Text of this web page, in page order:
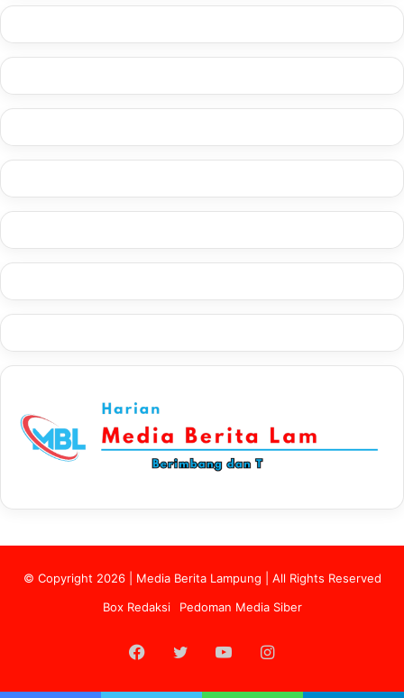
© Copyright 2026 | Media Berita Lampung | All Rights Reserved
Box Redaksi
Pedoman Media Siber
Facebook
TwitterYouTubeInstagram